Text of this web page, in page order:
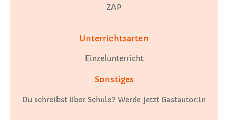
ZAP
Unterrichtsarten
Einzelunterricht
Sonstiges
Du schreibst über Schule? Werde jetzt Gastautor:in